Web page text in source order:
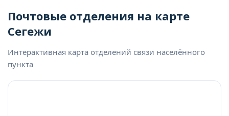
Почтовые отделения на карте
Сегежи
Интерактивная карта отделений связи населённого
пункта